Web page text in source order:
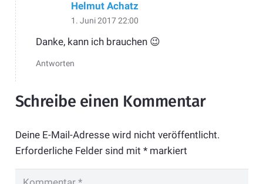
Helmut Achatz
1. Juni 2017 22:00
Danke, kann ich brauchen 😉
Antworten
Schreibe einen Kommentar
Deine E-Mail-Adresse wird nicht veröffentlicht.
Erforderliche Felder sind mit *markiert